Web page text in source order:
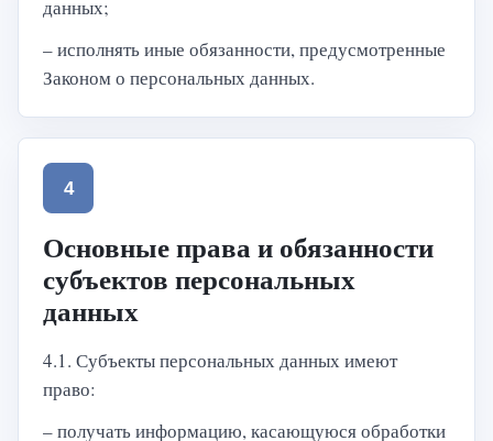
данных;
– исполнять иные обязанности, предусмотренные
Законом о персональных данных.
4
Основные права и обязанности
субъектов персональных
данных
4.1. Субъекты персональных данных имеют
право:
– получать информацию, касающуюся обработки